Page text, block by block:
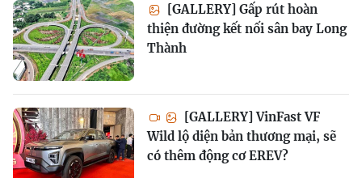
[GALLERY] Gấp rút hoàn
thiện đường kết nối sân bay Long
Thành
[GALLERY] VinFast VF
Wild lộ diện bản thương mại, sẽ
có thêm động cơ EREV?